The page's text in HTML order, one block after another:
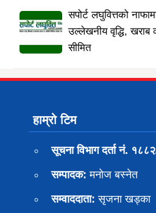
सपोर्ट लघुवित्तको
उल्लेखनीय वृद्धि, खराब
सीमित
हाम्रो टिम
सूचना विभाग दर्ता नं.
सम्पादक: मनोज बस्नेत
सम्वाददाता: सृजना खड्का